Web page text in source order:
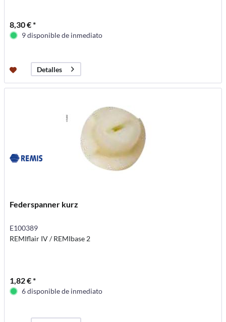
8,30 € *
9 disponible de inmediato
Detalles
Federspanner kurz
E100389
REMIflair IV / REMIbase 2
1,82 € *
6 disponible de inmediato